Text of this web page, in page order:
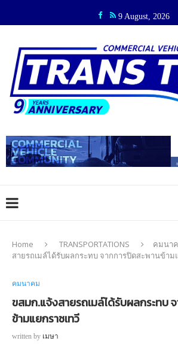
9 August, 2026
Home TRANSPORTATIONS คมนา
สายรถเมล์ได้รับผลกระทบ จากการปิดสะพานข้าม
คมนาคม
ขสมก.แจ้งสายรถเมล์ได้รับผลกระทบ
ข้ามแยกราชเทวี
written by เมษา